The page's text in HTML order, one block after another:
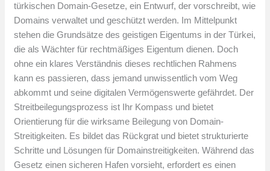
türkischen Domain-Gesetze, ein Entwurf, der vorschreibt, wie
Domains verwaltet und geschützt werden. Im Mittelpunkt
stehen die Grundsätze des geistigen Eigentums in der Türkei,
die als Wächter für rechtmäßiges Eigentum dienen. Doch
ohne ein klares Verständnis dieses rechtlichen Rahmens
kann es passieren, dass jemand unwissentlich vom Weg
abkommt und seine digitalen Vermögenswerte gefährdet. Der
Streitbeilegungsprozess ist Ihr Kompass und bietet
Orientierung für die wirksame Beilegung von Domain-
Streitigkeiten. Es bildet das Rückgrat und bietet strukturierte
Schritte und Lösungen für Domainstreitigkeiten. Während das
Gesetz einen sicheren Hafen vorsieht, erfordert es einen